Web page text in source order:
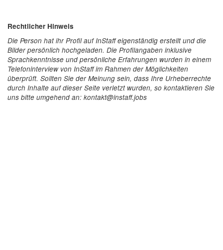
Rechtlicher Hinweis
Die Person hat ihr Profil auf InStaff eigenständig erstellt und die
Bilder persönlich hochgeladen. Die Profilangaben inklusive
Sprachkenntnisse und persönliche Erfahrungen wurden in einem
Telefoninterview von InStaff im Rahmen der Möglichkeiten
überprüft. Sollten Sie der Meinung sein, dass Ihre Urheberrechte
durch Inhalte auf dieser Seite verletzt wurden, so kontaktieren Sie
uns bitte umgehend an: kontakt@instaff.jobs